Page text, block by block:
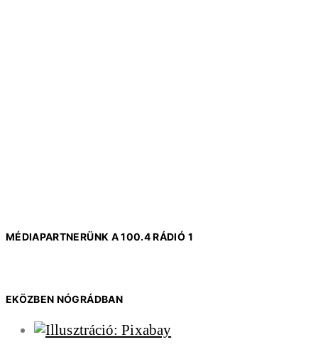
MÉDIAPARTNERÜNK A 100.4 RÁDIÓ 1
EKÖZBEN NÓGRÁDBAN